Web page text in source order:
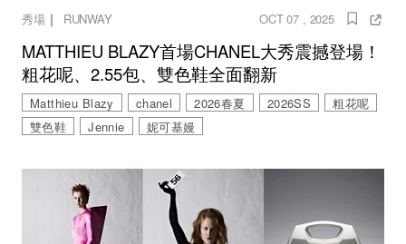
秀場 ｜ RUNWAY OCT 07 , 2025
MATTHIEU BLAZY首場CHANEL大秀震撼登場！
粗花呢、2.55包、雙色鞋全面翻新
Matthieu Blazy chanel 2026春夏 2026SS
粗花呢
雙色鞋
Jennie 妮可基嫚